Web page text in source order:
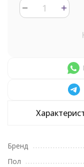
Бренд
Пол